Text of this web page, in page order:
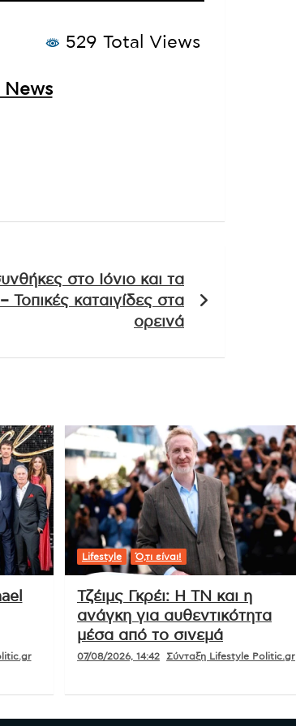
News
στο Ιόνιο και τα
Τοπικές καταιγίδες στα
ορεινά